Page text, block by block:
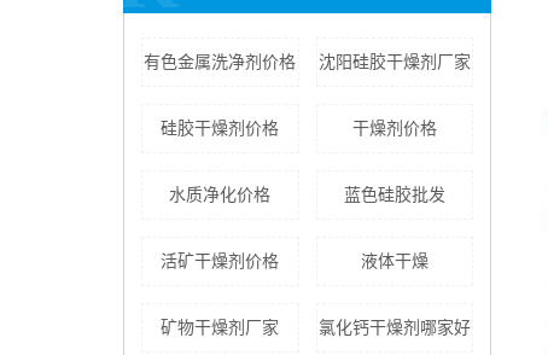
有色金属洗净剂价格 沈阳硅胶干燥剂厂家
硅胶干燥剂价格 干燥剂价格
水质净化价格 蓝色硅胶批发
活矿干燥剂价格 液体干燥
矿物干燥剂厂家 氯化钙干燥剂哪家好